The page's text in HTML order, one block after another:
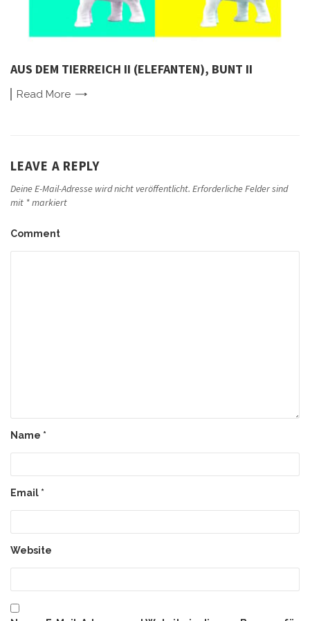
AUS DEM TIERREICH II (ELEFANTEN), BUNT II
Read More
LEAVE A REPLY
Deine E-Mail-Adresse wird nicht veröffentlicht. Erforderliche Felder sind
mit *markiert
Comment
Name *
Email *
Website